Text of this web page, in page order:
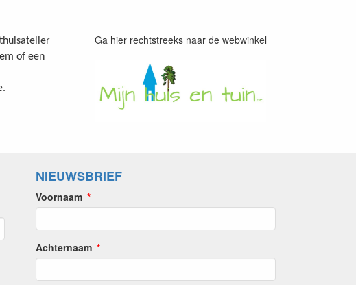
of een
Ga hier rechtstreeks naar de webwinkel
NIEUWSBRIEF
Voornaam
Achternaam